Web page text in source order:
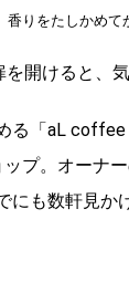
りをたしかめて
開けると、
「aL coffee
プ。オーナ
も数軒見か